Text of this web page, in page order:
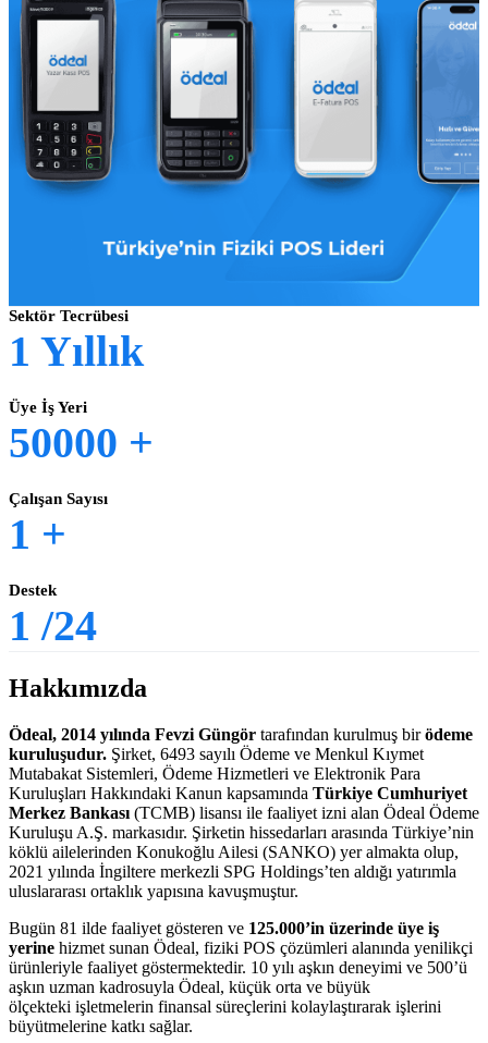
Sektör Tecrübesi
1 Yıllık
Üye İş Yeri
50000 +
Çalışan Sayısı
1 +
Destek
1 /24
Hakkımızda
Ödeal, 2014 yılında Fevzi Güngör tarafından kurulmuş birödeme
kuruluşudur. Şirket, 6493 sayılı Ödeme ve Menkul Kıymet
Mutabakat Sistemleri, Ödeme Hizmetleri ve Elektronik Para
Kuruluşları Hakkındaki Kanun kapsamında Türkiye Cumhuriyet
Merkez Bankası (TCMB) lisansı ile faaliyet izni alan Ödeal Ödeme
Kuruluşu A.Ş. markasıdır. Şirketin hissedarları arasında Türkiye’nin
köklü ailelerinden Konukoğlu Ailesi (SANKO) yer almakta olup,
2021 yılında İngiltere merkezli SPG Holdings’ten aldığı yatırımla
uluslararası ortaklık yapısına kavuşmuştur.
Bugün 81 ilde faaliyet gösteren ve 125.000’in üzerinde üye iş
yerine hizmet sunan Ödeal, fiziki POS çözümleri alanında yenilikçi
ürünleriyle faaliyet göstermektedir. 10 yılı aşkın deneyimi ve 500’ü
aşkın uzman kadrosuyla Ödeal, küçük orta ve büyük
ölçekteki işletmelerin finansal süreçlerini kolaylaştırarak işlerini
büyütmelerine katkı sağlar.